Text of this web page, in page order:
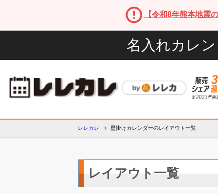
【令和8年熊本地震
名入れカレ
レレカレ 壁掛けカレンダーのレイアウト一覧
レイアウト一覧